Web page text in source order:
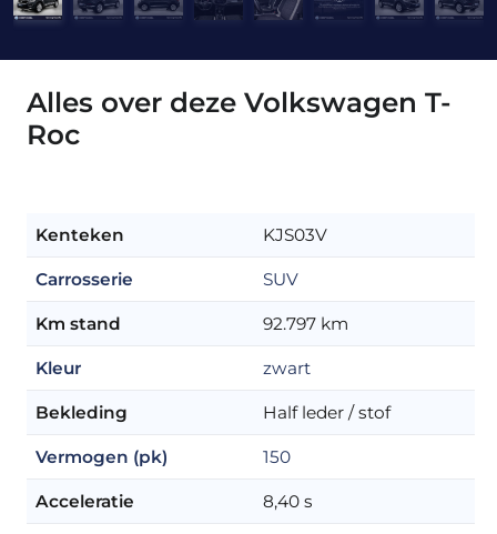
Alles over deze Volkswagen T-
Roc
Kenteken KJS03V
Carrosserie SUV
Km stand 92.797 km
Kleur zwart
Bekleding Half leder / stof
Vermogen (pk) 150
Acceleratie 8,40 s